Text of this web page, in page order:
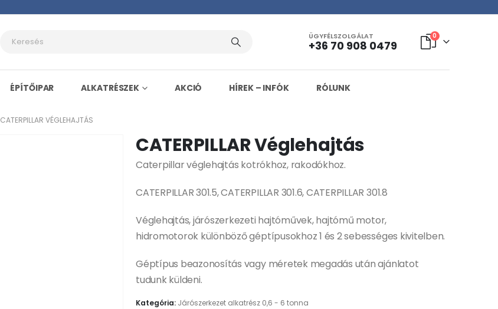
ÜGYFÉLSZOLGÁLAT
+36 70 908 0479
0
ÉPÍTŐIPAR ALKATRÉSZEK AKCIÓ HÍREK – INFÓK RÓLUNK
CATERPILLAR VÉGLEHAJTÁS
CATERPILLAR Véglehajtás
Caterpillar véglehajtás kotrókhoz, rakodókhoz.
CATERPILLAR 301.5, CATERPILLAR 301.6, CATERPILLAR 301.8
Véglehajtás, járószerkezeti hajtóművek, hajtómű motor,
hidromotorok különböző géptípusokhoz 1 és 2 sebességes kivitelben.
Géptípus beazonosítás vagy méretek megadás után ajánlatot
tudunk küldeni.
Kategória: Járószerkezet alkatrész 0,6 - 6 tonna